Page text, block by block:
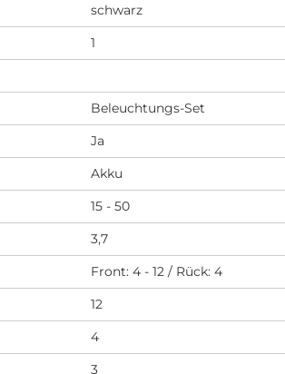
schwarz
1
Beleuchtungs-Set
Ja
Akku
15 - 50
3,7
Front: 4 - 12 / Rück: 4
12
4
3